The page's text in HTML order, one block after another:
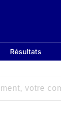
Résultats